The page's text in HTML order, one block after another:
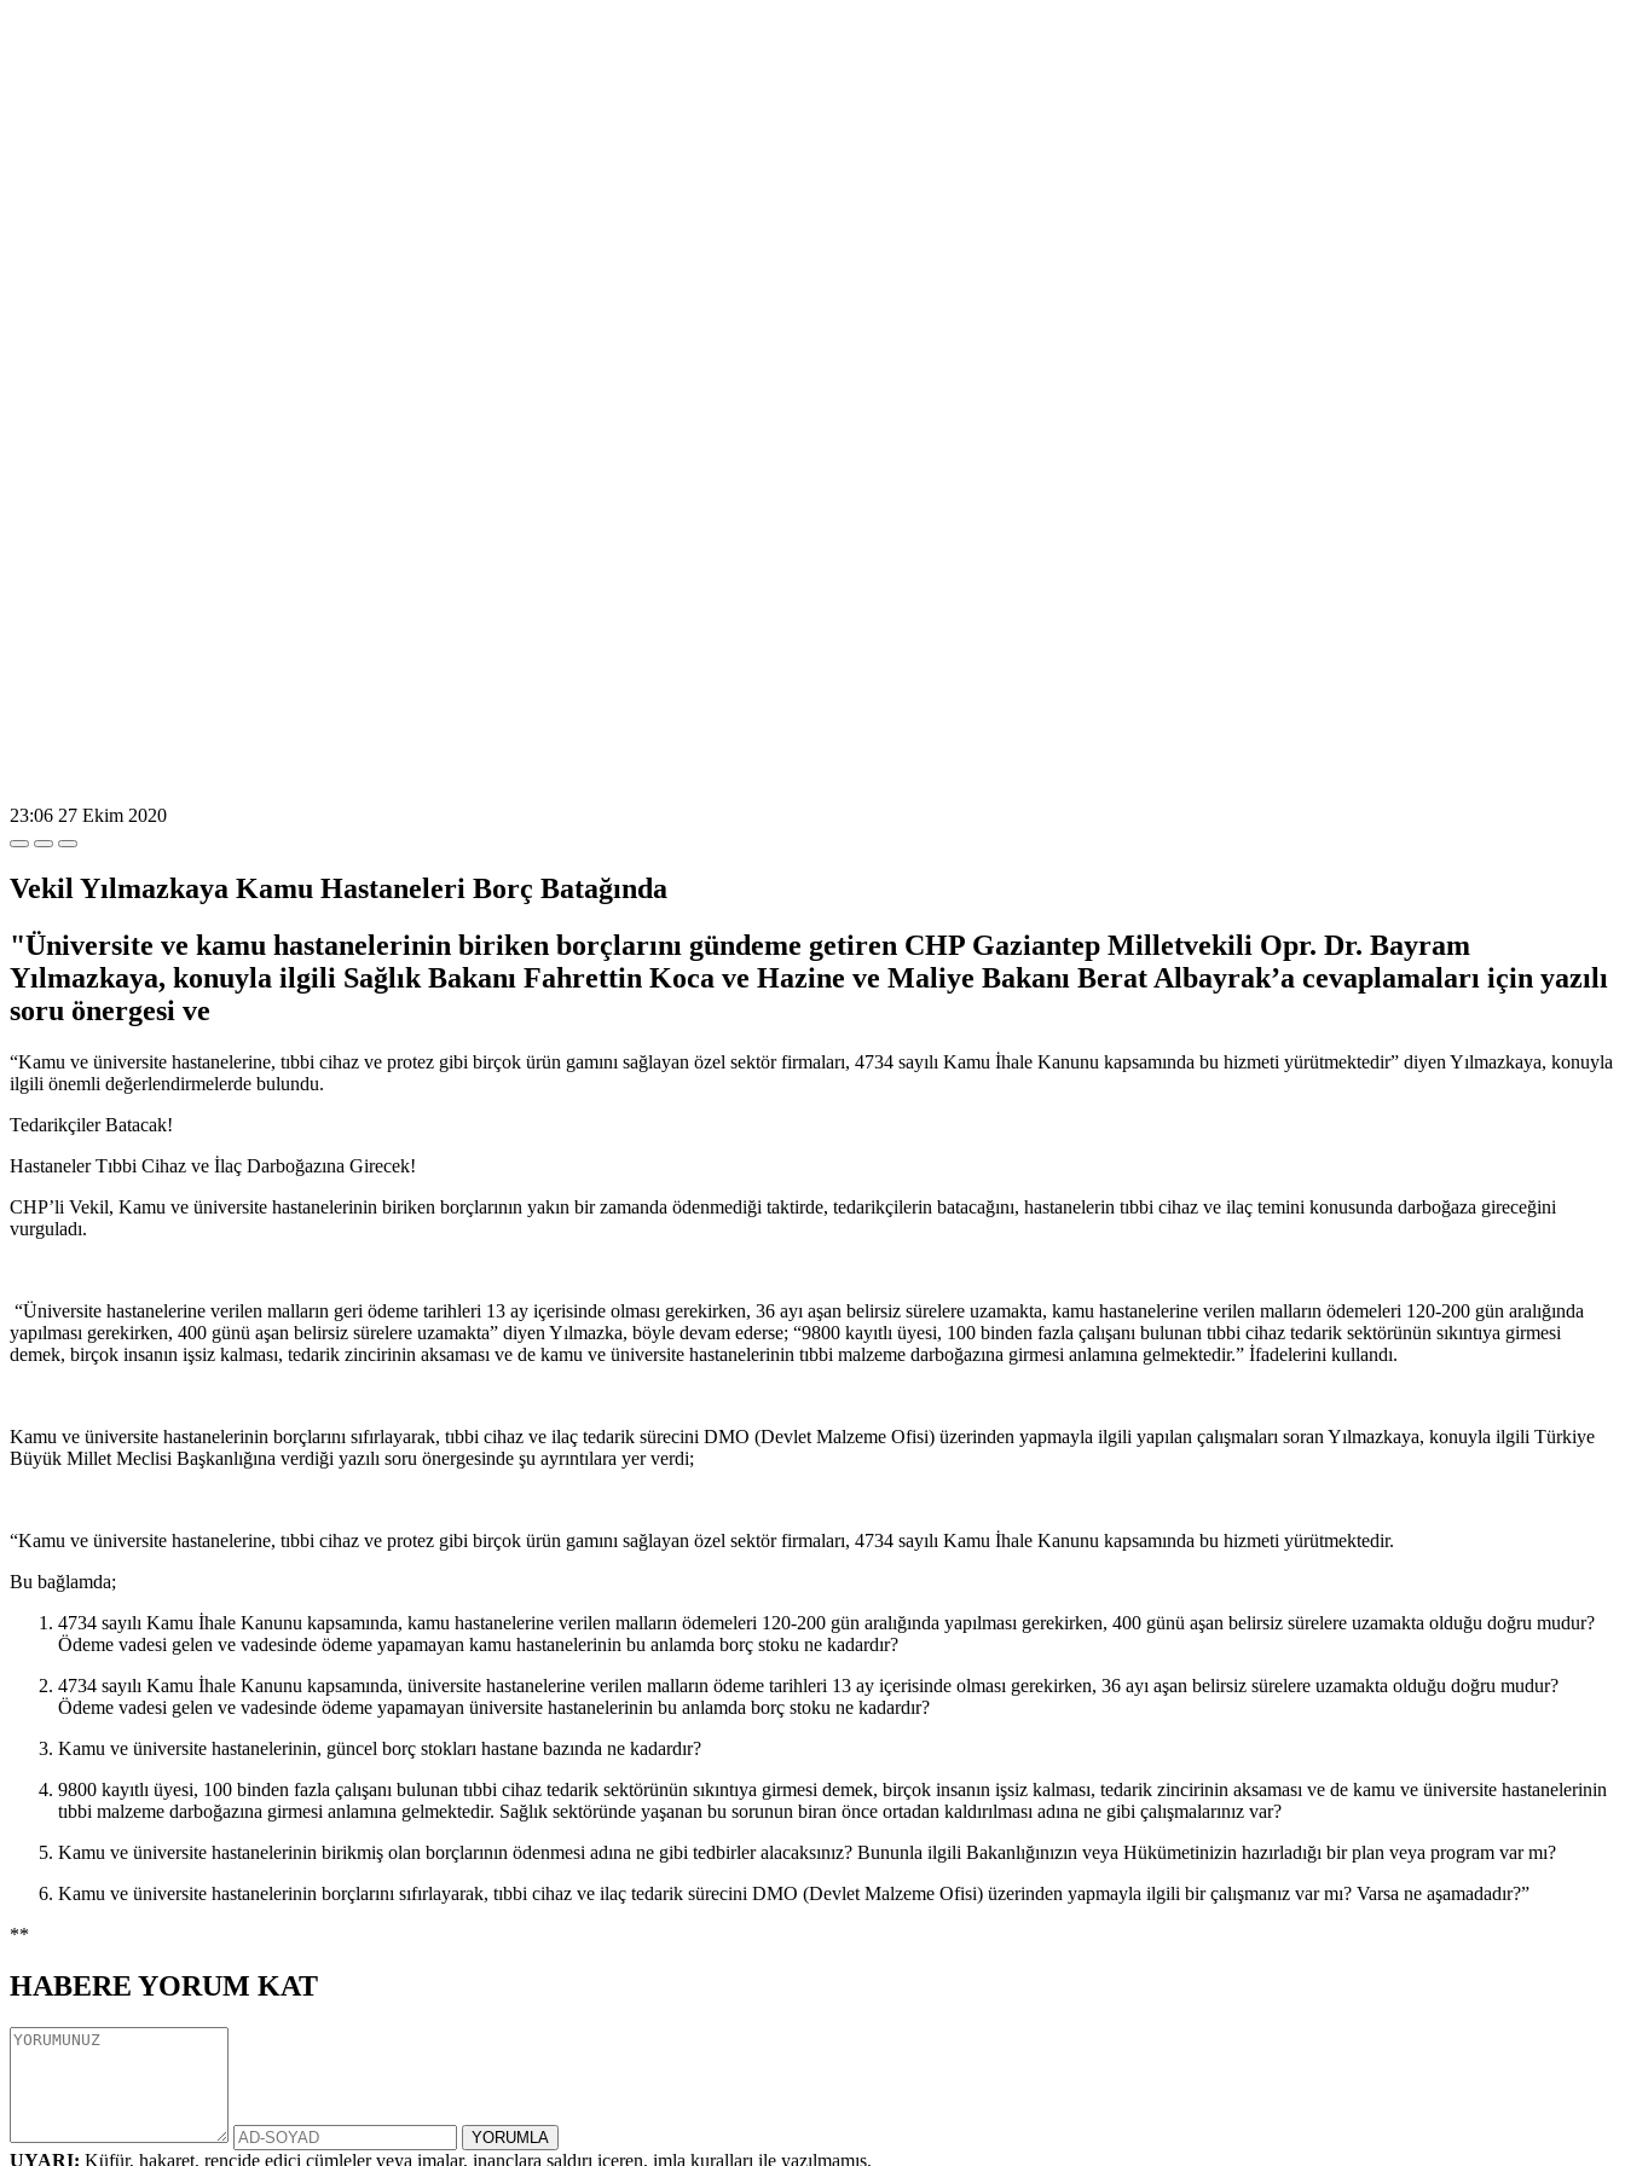
23:06 27 Ekim 2020
Vekil Yılmazkaya Kamu Hastaneleri Borç Batağında
"Üniversite ve kamu hastanelerinin biriken borçlarını gündeme getiren CHP Gaziantep Milletvekili Opr. Dr. Bayram
Yılmazkaya, konuyla ilgili Sağlık Bakanı Fahrettin Koca ve Hazine ve Maliye Bakanı Berat Albayrak’a cevaplamaları için yazılı
soru önergesi ve
“Kamu ve üniversite hastanelerine, tıbbi cihaz ve protez gibi birçok ürün gamını sağlayan özel sektör firmaları, 4734 sayılı Kamu İhale Kanunu kapsamında bu hizmeti yürütmektedir” diyen Yılmazkaya, konuyla
ilgili önemli değerlendirmelerde bulundu.
Tedarikçiler Batacak!
Hastaneler Tıbbi Cihaz ve İlaç Darboğazına Girecek!
CHP’li Vekil, Kamu ve üniversite hastanelerinin biriken borçlarının yakın bir zamanda ödenmediği taktirde, tedarikçilerin batacağını, hastanelerin tıbbi cihaz ve ilaç temini konusunda darboğaza gireceğini
vurguladı.
“Üniversite hastanelerine verilen malların geri ödeme tarihleri 13 ay içerisinde olması gerekirken, 36 ayı aşan belirsiz sürelere uzamakta, kamu hastanelerine verilen malların ödemeleri 120-200 gün aralığında
yapılması gerekirken, 400 günü aşan belirsiz sürelere uzamakta” diyen Yılmazka, böyle devam ederse; “9800 kayıtlı üyesi, 100 binden fazla çalışanı bulunan tıbbi cihaz tedarik sektörünün sıkıntıya girmesi
demek, birçok insanın işsiz kalması, tedarik zincirinin aksaması ve de kamu ve üniversite hastanelerinin tıbbi malzeme darboğazına girmesi anlamına gelmektedir.” İfadelerini kullandı.
Kamu ve üniversite hastanelerinin borçlarını sıfırlayarak, tıbbi cihaz ve ilaç tedarik sürecini DMO (Devlet Malzeme Ofisi) üzerinden yapmayla ilgili yapılan çalışmaları soran Yılmazkaya, konuyla ilgili Türkiye
Büyük Millet Meclisi Başkanlığına verdiği yazılı soru önergesinde şu ayrıntılara yer verdi;
“Kamu ve üniversite hastanelerine, tıbbi cihaz ve protez gibi birçok ürün gamını sağlayan özel sektör firmaları, 4734 sayılı Kamu İhale Kanunu kapsamında bu hizmeti yürütmektedir.
Bu bağlamda;
4734 sayılı Kamu İhale Kanunu kapsamında, kamu hastanelerine verilen malların ödemeleri 120-200 gün aralığında yapılması gerekirken, 400 günü aşan belirsiz sürelere uzamakta olduğu doğru mudur?
Ödeme vadesi gelen ve vadesinde ödeme yapamayan kamu hastanelerinin bu anlamda borç stoku ne kadardır?
4734 sayılı Kamu İhale Kanunu kapsamında, üniversite hastanelerine verilen malların ödeme tarihleri 13 ay içerisinde olması gerekirken, 36 ayı aşan belirsiz sürelere uzamakta olduğu doğru mudur?
Ödeme vadesi gelen ve vadesinde ödeme yapamayan üniversite hastanelerinin bu anlamda borç stoku ne kadardır?
Kamu ve üniversite hastanelerinin, güncel borç stokları hastane bazında ne kadardır?
9800 kayıtlı üyesi, 100 binden fazla çalışanı bulunan tıbbi cihaz tedarik sektörünün sıkıntıya girmesi demek, birçok insanın işsiz kalması, tedarik zincirinin aksaması ve de kamu ve üniversite hastanelerinin
tıbbi malzeme darboğazına girmesi anlamına gelmektedir. Sağlık sektöründe yaşanan bu sorunun biran önce ortadan kaldırılması adına ne gibi çalışmalarınız var?
Kamu ve üniversite hastanelerinin birikmiş olan borçlarının ödenmesi adına ne gibi tedbirler alacaksınız? Bununla ilgili Bakanlığınızın veya Hükümetinizin hazırladığı bir plan veya program var mı?
Kamu ve üniversite hastanelerinin borçlarını sıfırlayarak, tıbbi cihaz ve ilaç tedarik sürecini DMO (Devlet Malzeme Ofisi) üzerinden yapmayla ilgili bir çalışmanız var mı? Varsa ne aşamadadır?”
**
HABERE YORUM KAT
UYARI: Küfür, hakaret, rencide edici cümleler veya imalar, inançlara saldırı içeren, imla kuralları ile yazılmamış,